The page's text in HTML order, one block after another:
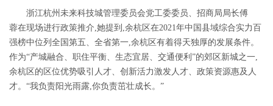
浙江杭州未来科技城管理委员会党工委委员、招商局局长傅
蓉在现场进行政策推介,她提到,余杭区在2021年中国县域综合实力百
强榜中位列全国第五、全省第一,余杭区有着得天独厚的发展条件。
作为“产城融合、职住平衡、生态宜居、交通便利 ”的郊区新城之一,
余杭区的区位优势吸引人才、创新活力激发人才、政策资源惠及人
才。 “我负责阳光雨露,你负责茁壮成长。 ”